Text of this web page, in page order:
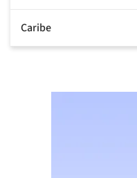
Caribe